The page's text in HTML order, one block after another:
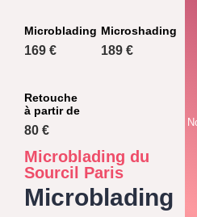
Microblading
169 €
Microshading
189 €
Retouche
à partir de
80 €
Microblading du
Sourcil Paris
Microblading